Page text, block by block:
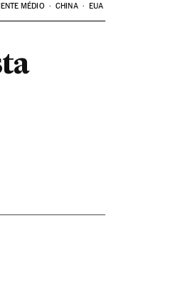
MÉDIO CHINA EUA